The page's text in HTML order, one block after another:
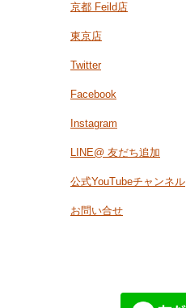
京都 Feild店
東京店
Twitter
Facebook
Instagram
LINE@ 友だち追加
公式YouTubeチャンネル
お問い合せ